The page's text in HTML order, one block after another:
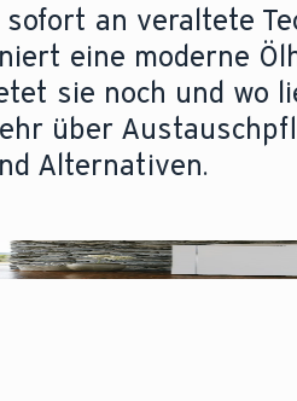
an veraltete
eine moderne
sie noch und wo
über
Alternativen.